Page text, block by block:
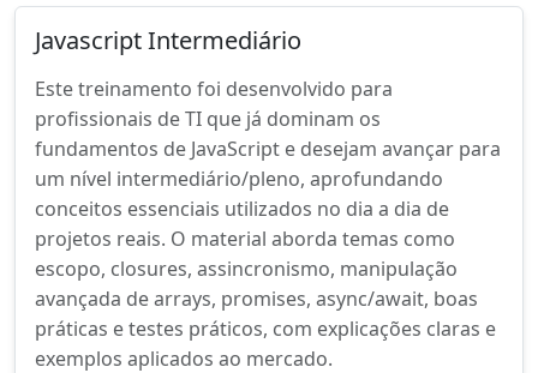
Javascript Intermediário
Este treinamento foi desenvolvido para
profissionais de TI que já dominam os
fundamentos de JavaScript e desejam avançar para
um nível intermediário/pleno, aprofundando
conceitos essenciais utilizados no dia a dia de
projetos reais. O material aborda temas como
escopo, closures, assincronismo, manipulação
avançada de arrays, promises, async/await, boas
práticas e testes práticos, com explicações claras e
exemplos aplicados ao mercado.